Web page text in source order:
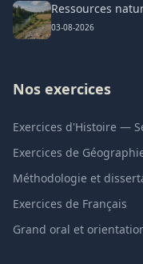
Ressources
03-08-2026
Nos exercices
Exercices d'Histoire —
Exercices de
Méthodologie et
Exercices de Français
Grand oral et